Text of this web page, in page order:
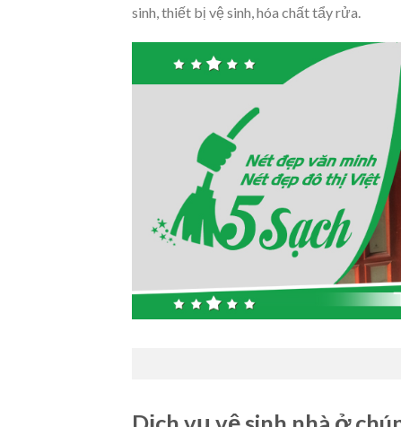
sinh, thiết bị vệ sinh, hóa chất tẩy rửa.